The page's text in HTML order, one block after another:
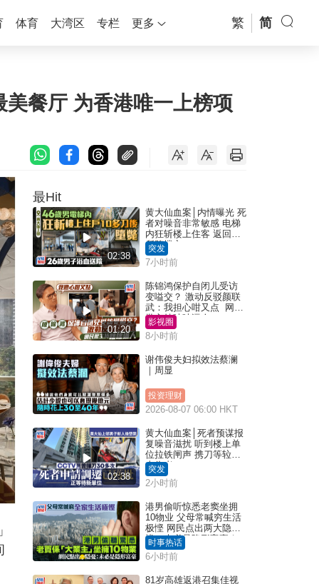
体育 大湾区 专栏 更多 繁 简
餐厅 为香港唯一上榜项
最Hit
02:38
黄大仙血案│内情曝光 死
者对噪音非常敏感 电梯
内狂斩楼上住客 返回住
所堕楼亡
突发
7小时前
01:20
陈锦鸿保护自闭儿受访
变嗌交？ 激动反驳颜联
武：我担心咁又点 网民
批主持咄咄逼人
影视圈
8小时前
谢伟俊夫妇拟效法蔡澜
｜周显
投资理财
2026-08-07 06:00 HKT
02:38
黄大仙血案│死者预谋报
复噪音滋扰 听到楼上单
位拉铁闸声 携刀等䢂伏
击伤者
突发
2小时前
港男偷听惊悉老窦坐拥
10物业 父母常喊穷生活
极悭 网民点出两大隐
忧：未必是隐形富豪｜
Juicy叮
时事热话
6小时前
81岁高雄返港召集佳视